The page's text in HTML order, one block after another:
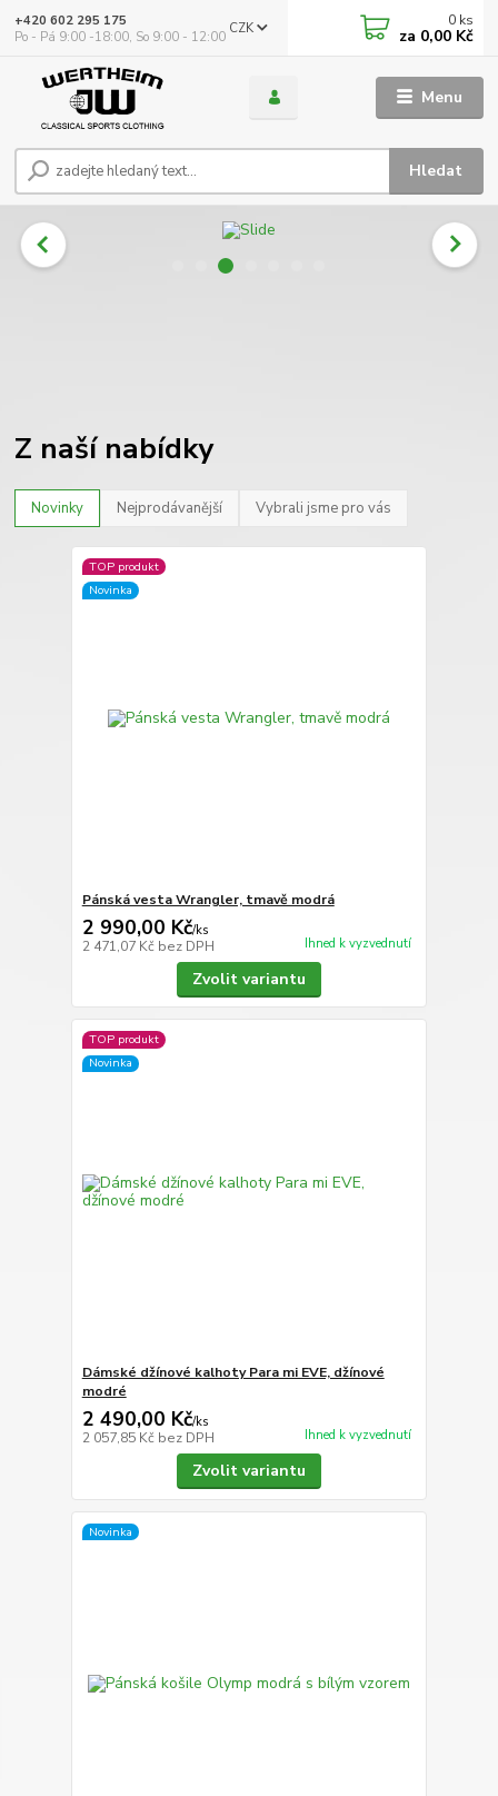
Menu
CZK
Hledat
+420 602 295 175
Po - Pá 9:00 -18:00, So 9:00 - 12:00
0 ks
za 0,00 Kč
Z naší nabídky
Novinky Nejprodávanější Vybrali jsme pro vás
TOP produkt
Novinka
Pánská vesta Wrangler, tmavě modrá
2 990,00 Kč/ks
2 471,07 Kč bez DPH Ihned k vyzvednutí
Zvolit variantu
TOP produkt
Novinka
Dámské džínové kalhoty Para mi EVE, džínové
modré
2 490,00 Kč/ks
2 057,85 Kč bez DPH Ihned k vyzvednutí
Zvolit variantu
Novinka